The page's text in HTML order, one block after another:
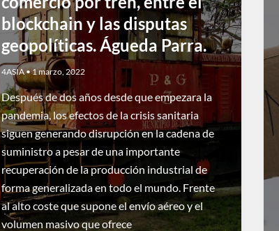
blockchain y las disputas
geopolíticas. Águeda Parra.
4ASIA•1 marzo, 2022
Después de dos años desde que empezara la
pandemia, los efectos de la crisis sanitaria
siguen generando disrupción en la cadena de
suministro a pesar de una importante
recuperación de la producción industrial de
forma generalizada en todo el mundo. Frente
al alto coste que supone el envío aéreo y el
volumen masivo que ofrece